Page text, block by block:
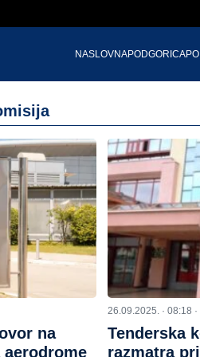
NASLOVNAPODGORICA
na
26.09.2025. · 08:18 ·
Tenderska
razmatra